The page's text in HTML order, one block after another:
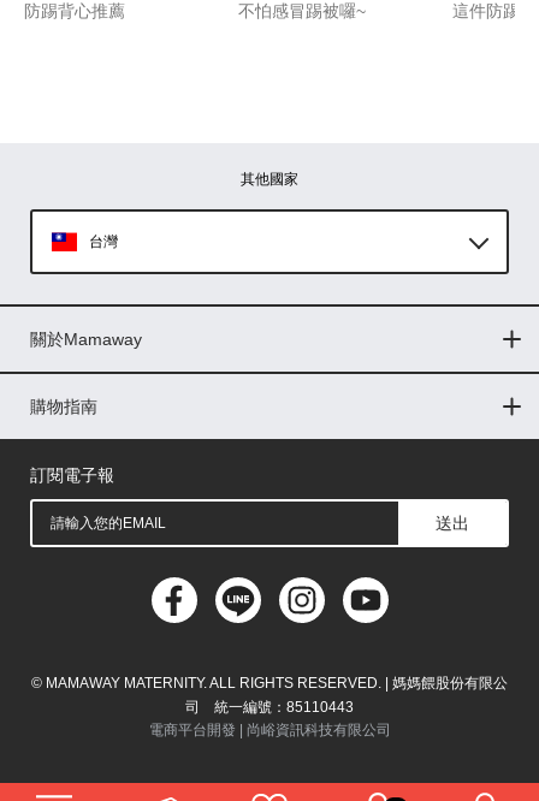
防踢背心推薦 不怕感冒踢被囉~ 這件防踢
其他國家
台灣
印尼
菲律賓
馬來西亞
關於Mamaway
門市據點
最新消息
品牌故事
人力招募
媒體花絮
隱私權聲明
CSR企業社會責任
購物指南
購物常見問題
退換貨問題
儲值金使用條款
購買儲值金
發票問題
會員權益
線上留言
吸乳器-免費體驗
訂閱電子報
送出
© MAMAWAY MATERNITY. ALL RIGHTS RESERVED. | 媽媽餵股份有限公
司 統一編號：85110443
電商平台開發 |
尚峪資訊科技有限公司